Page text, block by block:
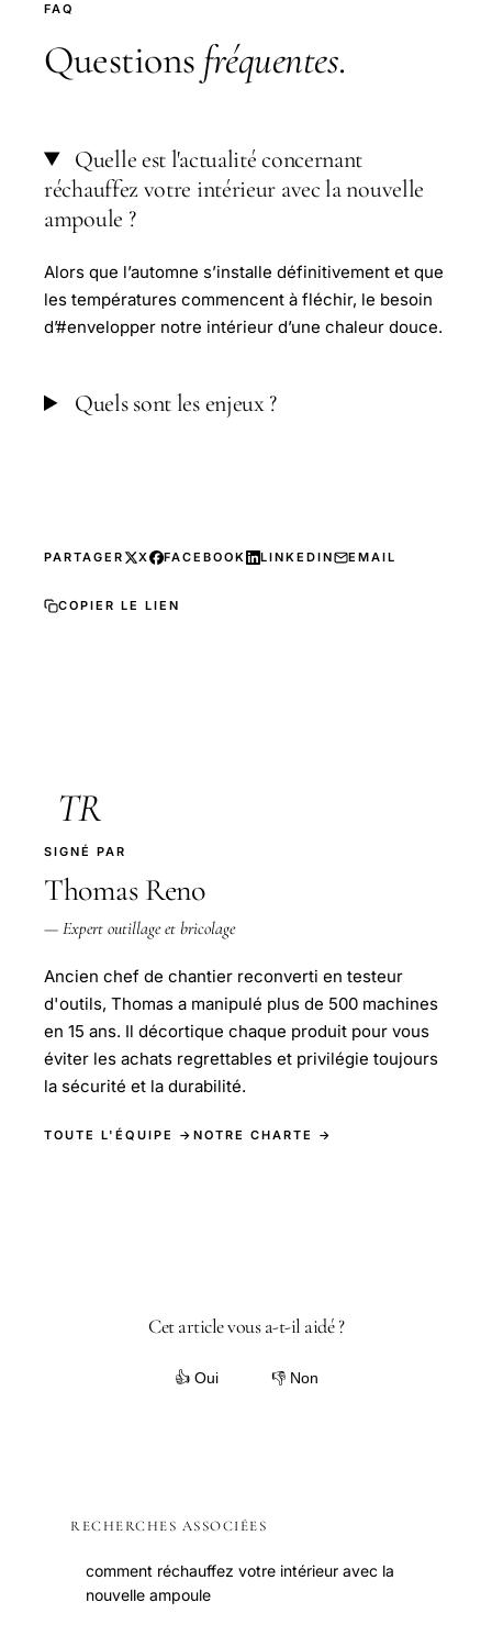
FAQ
Questions fréquentes.
Quelle est l'actualité concernant
réchauffez votre intérieur avec la nouvelle
ampoule ?
Alors que l’automne s’installe définitivement et que
les températures commencent à fléchir, le besoin
d’#envelopper notre intérieur d’une chaleur douce.
Quels sont les enjeux ?
PARTAGER X FACEBOOK LINKEDIN EMAIL
COPIER LE LIEN
TR
SIGNÉ PAR
Thomas Reno
— Expert outillage et bricolage
Ancien chef de chantier reconverti en testeur
d'outils, Thomas a manipulé plus de 500 machines
en 15 ans. Il décortique chaque produit pour vous
éviter les achats regrettables et privilégie toujours
la sécurité et la durabilité.
TOUTE L'ÉQUIPE → NOTRE CHARTE →
Cet article vous a-t-il aidé ?
👍 Oui 👎 Non
RECHERCHES ASSOCIÉES
comment réchauffez votre intérieur avec la
nouvelle ampoule